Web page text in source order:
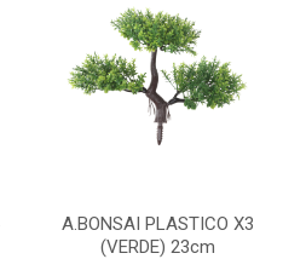
A.BONSAI PLASTICO X3
(VERDE) 23cm